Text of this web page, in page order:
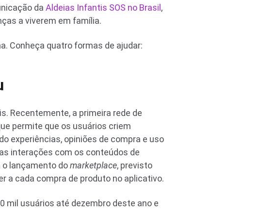
da Aldeias Infantis SOS no Brasil ,
a viverem em família.
Conheça quatro formas de ajudar:
Recentemente, a primeira rede de
permite que os usuários criem
experiências, opiniões de compra e uso
interações com os conteúdos de
o lançamento domarketplace, previsto
a cada compra de produto no aplicativo.
mil usuários até dezembro deste ano e